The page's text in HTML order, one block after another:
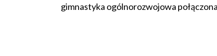
gimnastyka ogólnorozwojowa